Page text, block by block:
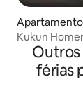
Kukun
férias